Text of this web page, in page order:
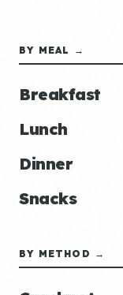
BY MEAL →
Breakfast
Lunch
Dinner
Snacks
BY METHOD →